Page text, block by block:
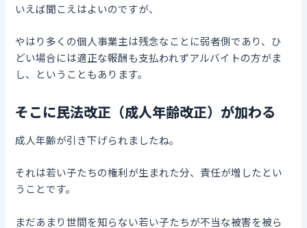
いえば聞こえはよいのですが、
やはり多くの個人事業主は残念なことに弱者側であり、ひ
どい場合には適正な報酬も支払われずアルバイトの方がま
し、ということもあります。
そこに民法改正（成人年齢改正）が加わる
成人年齢が引き下げられましたね。
それは若い子たちの権利が生まれた分、責任が増したとい
うことです。
まだあまり世間を知らない若い子たちが不当な被害を被ら